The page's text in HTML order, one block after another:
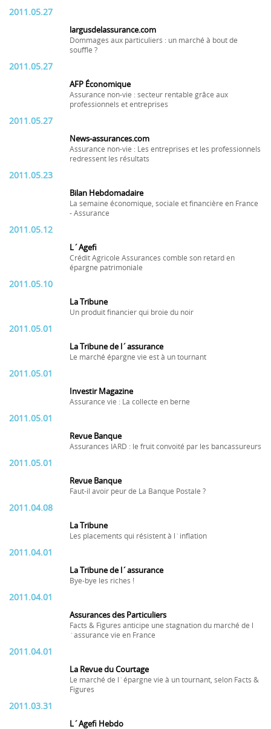
2011.05.27
largusdelassurance.com
Dommages aux particuliers : un marché à bout de
souffle ?
2011.05.27
AFP Économique
Assurance non-vie : secteur rentable grâce aux
professionnels et entreprises
2011.05.27
News-assurances.com
Assurance non-vie : Les entreprises et les professionnels
redressent les résultats
2011.05.23
Bilan Hebdomadaire
La semaine économique, sociale et financière en France
- Assurance
2011.05.12
L´Agefi
Crédit Agricole Assurances comble son retard en
épargne patrimoniale
2011.05.10
La Tribune
Un produit financier qui broie du noir
2011.05.01
La Tribune de l´assurance
Le marché épargne vie est à un tournant
2011.05.01
Investir Magazine
Assurance vie : La collecte en berne
2011.05.01
Revue Banque
Assurances IARD : le fruit convoité par les bancassureurs
2011.05.01
Revue Banque
Faut-il avoir peur de La Banque Postale ?
2011.04.08
La Tribune
Les placements qui résistent à l´inflation
2011.04.01
La Tribune de l´assurance
Bye-bye les riches !
2011.04.01
Assurances des Particuliers
Facts & Figures anticipe une stagnation du marché de l
´assurance vie en France
2011.04.01
La Revue du Courtage
Le marché de l´épargne vie à un tournant, selon Facts &
Figures
2011.03.31
L´Agefi Hebdo